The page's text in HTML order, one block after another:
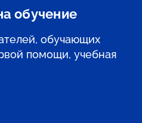
обучение
обучающих
помощи, учебная